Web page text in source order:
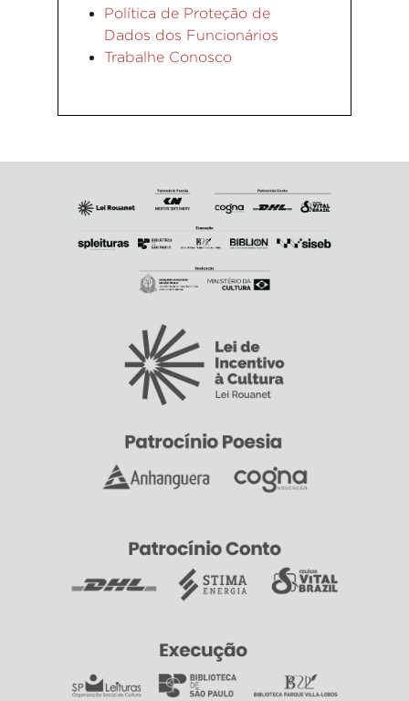
Política de Proteção de
Dados dos Funcionários
Trabalhe Conosco